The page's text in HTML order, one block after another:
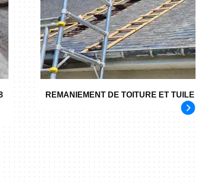
REMANIEMENT DE TOITURE ET TUILE